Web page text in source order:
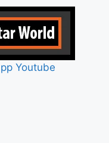
Youtube